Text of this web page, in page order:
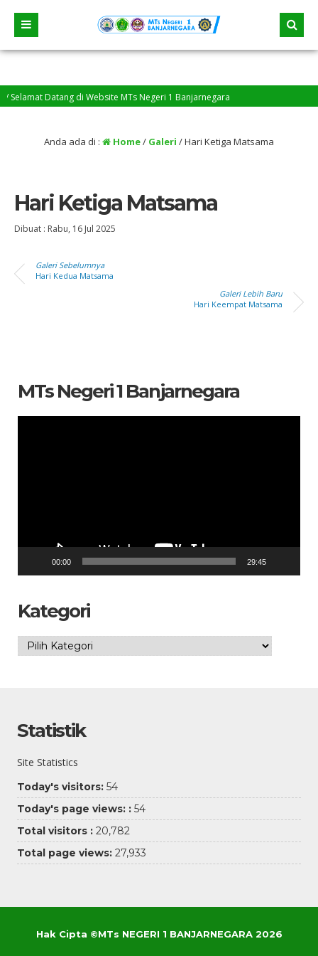
Selamat Datang di Website MTs Negeri 1 Banjarnegara
Anda ada di : Home/ Galeri /Hari Ketiga Matsama
Hari Ketiga Matsama
Dibuat : Rabu, 16 Jul 2025
Galeri Sebelumnya
Hari Kedua Matsama
Galeri Lebih Baru
Hari Keempat Matsama
MTs Negeri 1 Banjarnegara
00:00 29:45
Kategori
Kategori
Statistik
Site Statistics
Today's visitors: 54
Today's page views: : 54
Total visitors : 20,782
Total page views: 27,933
Hak Cipta ©MTs NEGERI 1 BANJARNEGARA 2026